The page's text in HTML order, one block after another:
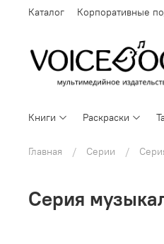
Каталог Корпоративные
Книги Раскраски
Главная Серии
Серия